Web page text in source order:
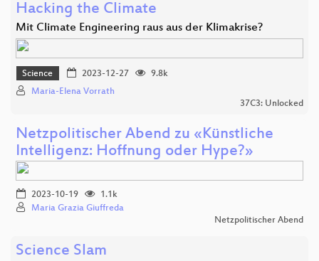
Hacking the Climate
Mit Climate Engineering raus aus der Klimakrise?
Science 2023-12-27
9.8k
Maria-Elena Vorrath
37C3: Unlocked
Netzpolitischer Abend zu «Künstliche
Intelligenz: Hoffnung oder Hype?»
2023-10-19
1.1k
Maria Grazia Giuffreda
Netzpolitischer Abend
Science Slam